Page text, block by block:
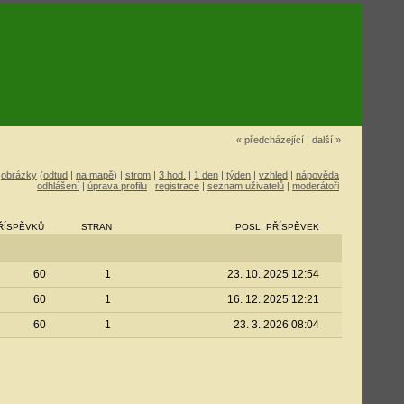
« předcházející | další »
obrázky (odtud | na mapě) | strom | 3 hod. | 1 den | týden | vzhled | nápověda
přihlášení | úprava profilu | registrace | seznam uživatelů | moderátoři
STRAN POSL. PŘÍSPĚVEK
60 1
23. 10. 2025 12:54
60 1
16. 12. 2025 12:21
60 1 23. 3. 2026 08:04